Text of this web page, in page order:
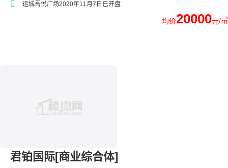
运城吾悦广场2020年11月7日已开盘
均价20000元/㎡
君铂国际[商业综合体]